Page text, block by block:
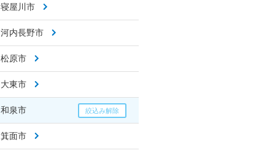
寝屋川市
河内長野市
松原市
大東市
和泉市
箕面市